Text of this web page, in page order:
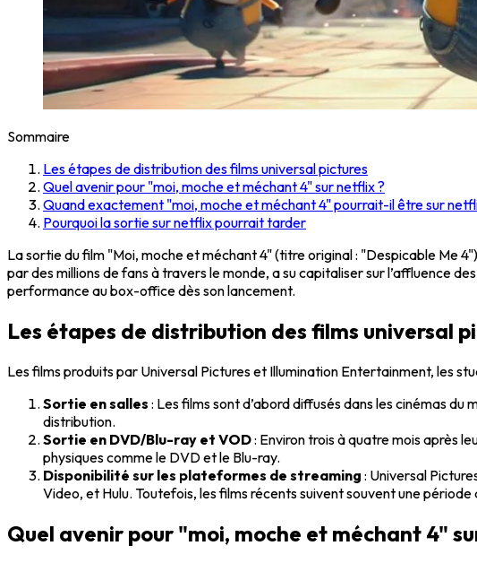
Sommaire
Les étapes de distribution des films universal pictures
Quel avenir pour "moi, moche et méchant 4" sur netflix ?
Quand exactement "moi, moche et méchant 4" pourrait-il être sur
Pourquoi la sortie sur netflix pourrait tarder
La sortie du film "Moi, moche et méchant 4" (titre original : "Despicable Me
par des millions de fans à travers le monde, a su capitaliser sur l’affluence
performance au box-office dès son lancement.
Les étapes de distribution des films universal
Les films produits par Universal Pictures et Illumination Entertainment, les
Sortie en salles : Les films sont d’abord diffusés dans les cinémas
distribution.
Sortie en DVD/Blu-ray et VOD: Environ trois à quatre mois après
physiques comme le DVD et le Blu-ray.
Disponibilité sur les plateformes de streaming : Universal
Video, et Hulu. Toutefois, les films récents suivent souvent une
Quel avenir pour "moi, moche et méchant 4"